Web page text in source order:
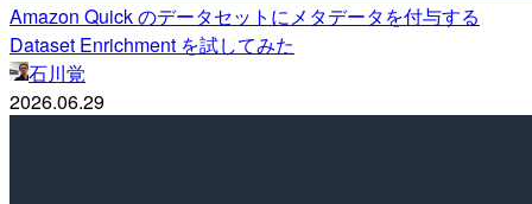
Amazon Quick のデータセットにメタデータを付与する
Dataset Enrichment を試してみた
石川覚
2026.06.29